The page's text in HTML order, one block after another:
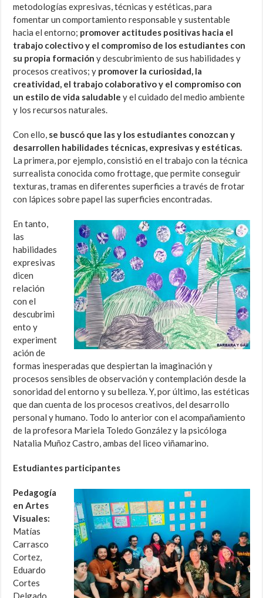
metodologías expresivas, técnicas y estéticas, para
fomentar un comportamiento responsable y sustentable
hacia el entorno; promover actitudes positivas hacia el
trabajo colectivo y el compromiso de los estudiantes con
su propia formación y descubrimiento de sus habilidades y
procesos creativos; y promover la curiosidad, la
creatividad, el trabajo colaborativo y el compromiso con
un estilo de vida saludable y el cuidado del medio ambiente
y los recursos naturales.
Con ello, se buscó que las y los estudiantes conozcan y
desarrollen habilidades técnicas, expresivas y estéticas.
La primera, por ejemplo, consistió en el trabajo con la técnica
surrealista conocida como frottage, que permite conseguir
texturas, tramas en diferentes superficies a través de frotar
con lápices sobre papel las superficies encontradas.
En tanto,
las
habilidades
expresivas
dicen
relación
con el
descubrimi
ento y
experiment
ación de
formas inesperadas que despiertan la imaginación y
procesos sensibles de observación y contemplación desde la
sonoridad del entorno y su belleza. Y, por último, las estéticas
que dan cuenta de los procesos creativos, del desarrollo
personal y humano. Todo lo anterior con el acompañamiento
de la profesora Mariela Toledo González y la psicóloga
Natalia Muñoz Castro, ambas del liceo viñamarino.
Estudiantes participantes
Pedagogía
en Artes
Visuales:
Matías
Carrasco
Cortez,
Eduardo
Cortes